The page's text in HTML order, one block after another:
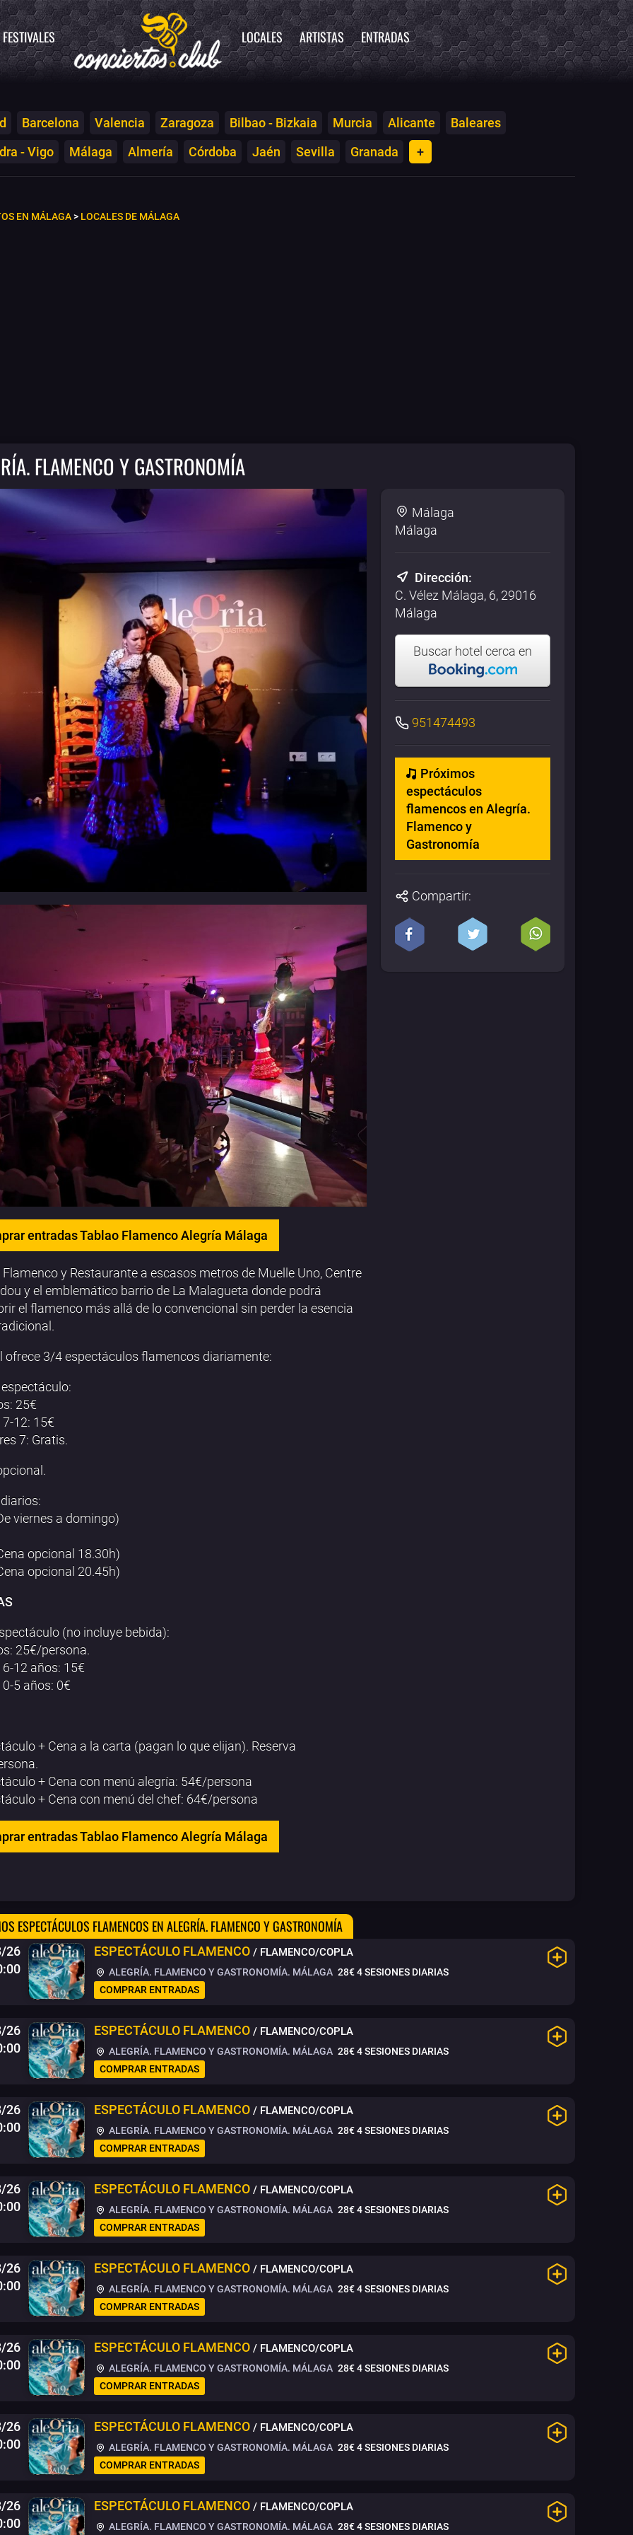
FESTIVALES LOCALES ARTISTAS ENTRADAS
Barcelona Valencia Zaragoza Bilbao - Bizkaia Murcia Alicante
Baleares
- Vigo
Málaga Almería Córdoba Jaén Sevilla Granada +
EN MÁLAGA> LOCALES DE MÁLAGA
FLAMENCO Y GASTRONOMÍA
Málaga
Málaga
Dirección:
C. Vélez Málaga, 6, 29016
Málaga
Buscar hotel cerca en
951474493
Próximos
espectáculos
flamencos en Alegría.
Flamenco y
Gastronomía
Compartir:
entradas Tablao Flamenco Alegría Málaga
y Restaurante a escasos metros de Muelle Uno, Centre
y el emblemático barrio de La Malagueta donde podrá
el flamenco más allá de lo convencional sin perder la esencia
ofrece 3/4 espectáculos flamencos diariamente:
25€
12: 15€
7: Gratis.
viernes a domingo)
opcional 18.30h)
opcional 20.45h)
(no incluye bebida):
25€/persona.
12 años: 15€
5 años: 0€
+ Cena a la carta (pagan lo que elijan). Reserva
+ Cena con menú alegría: 54€/persona
+ Cena con menú del chef: 64€/persona
entradas Tablao Flamenco Alegría Málaga
ESPECTÁCULOS FLAMENCOS EN ALEGRÍA. FLAMENCO Y GASTRONOMÍA
26
ESPECTÁCULO FLAMENCO / FLAMENCO/COPLA
ALEGRÍA. FLAMENCO Y GASTRONOMÍA. MÁLAGA 28€4 SESIONES DIARIAS
COMPRAR ENTRADAS
26
ESPECTÁCULO FLAMENCO / FLAMENCO/COPLA
ALEGRÍA. FLAMENCO Y GASTRONOMÍA. MÁLAGA 28€4 SESIONES DIARIAS
COMPRAR ENTRADAS
26
ESPECTÁCULO FLAMENCO / FLAMENCO/COPLA
ALEGRÍA. FLAMENCO Y GASTRONOMÍA. MÁLAGA 28€4 SESIONES DIARIAS
COMPRAR ENTRADAS
26
ESPECTÁCULO FLAMENCO / FLAMENCO/COPLA
ALEGRÍA. FLAMENCO Y GASTRONOMÍA. MÁLAGA 28€4 SESIONES DIARIAS
COMPRAR ENTRADAS
26
ESPECTÁCULO FLAMENCO / FLAMENCO/COPLA
ALEGRÍA. FLAMENCO Y GASTRONOMÍA. MÁLAGA 28€4 SESIONES DIARIAS
COMPRAR ENTRADAS
26
ESPECTÁCULO FLAMENCO / FLAMENCO/COPLA
ALEGRÍA. FLAMENCO Y GASTRONOMÍA. MÁLAGA 28€4 SESIONES DIARIAS
COMPRAR ENTRADAS
26
ESPECTÁCULO FLAMENCO / FLAMENCO/COPLA
ALEGRÍA. FLAMENCO Y GASTRONOMÍA. MÁLAGA 28€4 SESIONES DIARIAS
COMPRAR ENTRADAS
26
ESPECTÁCULO FLAMENCO / FLAMENCO/COPLA
ALEGRÍA. FLAMENCO Y GASTRONOMÍA. MÁLAGA 28€4 SESIONES DIARIAS